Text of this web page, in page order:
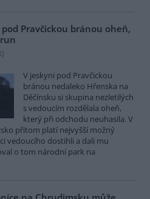
Pravčickou bránou oheň,
)
V jeskyni pod Pravčickou
bránou nedaleko Hřenska na
Děčínsku si skupina nezletilých
s vedoucím rozdělala oheň,
který při odchodu neuhasila. V
přitom platí nejvyšší možný
vedoucího dostihli a dali mu
o tom národní park na